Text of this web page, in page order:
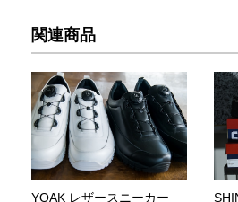
関連商品
YOAK レザースニーカー